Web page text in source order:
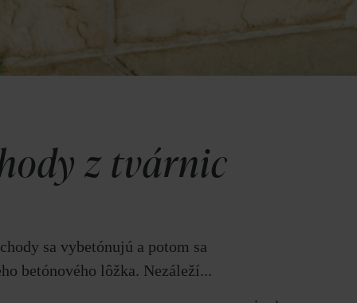
z tvárnic
sa vybetónujú a potom sa
betónového lôžka. Nezáleží...